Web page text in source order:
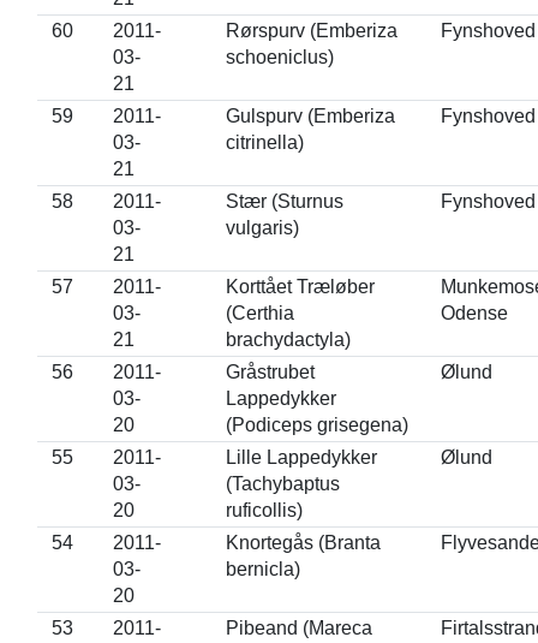
60
2011-
03-
21
Rørspurv (Emberiza
schoeniclus)
Fynshoved
59
2011-
03-
21
Gulspurv (Emberiza
citrinella)
Fynshoved
58
2011-
03-
21
Stær (Sturnus
vulgaris)
Fynshoved
57
2011-
03-
21
Korttået Træløber
(Certhia
brachydactyla)
Odense
56
2011-
03-
20
Gråstrubet
Lappedykker
(Podiceps grisegena)
Ølund
55
2011-
03-
20
Lille Lappedykker
(Tachybaptus
ruficollis)
Ølund
54
2011-
03-
20
Knortegås (Branta
bernicla)
53
2011-
Pibeand (Mareca